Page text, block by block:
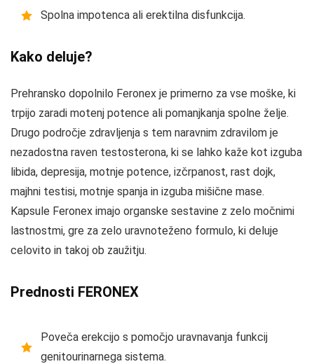
Spolna impotenca ali erektilna disfunkcija.
Kako deluje?
Prehransko dopolnilo Feronex je primerno za vse moške, ki
trpijo zaradi motenj potence ali pomanjkanja spolne želje.
Drugo področje zdravljenja s tem naravnim zdravilom je
nezadostna raven testosterona, ki se lahko kaže kot izguba
libida, depresija, motnje potence, izčrpanost, rast dojk,
majhni testisi, motnje spanja in izguba mišične mase.
Kapsule Feronex imajo organske sestavine z zelo močnimi
lastnostmi, gre za zelo uravnoteženo formulo, ki deluje
celovito in takoj ob zaužitju.
Prednosti FERONEX
Poveča erekcijo s pomočjo uravnavanja funkcij
genitourinarnega sistema.